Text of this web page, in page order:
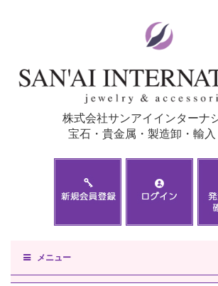
株式会社サンアイインターナ
宝石・貴金属・製造卸・輸入
メニュー